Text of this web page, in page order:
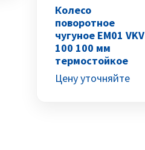
Колесо
поворотное
чугуное EM01 VKV
100 100 мм
термостойкое
Цену уточняйте